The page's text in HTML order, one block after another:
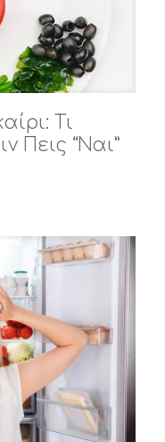
Τι
Πεις “Ναι”